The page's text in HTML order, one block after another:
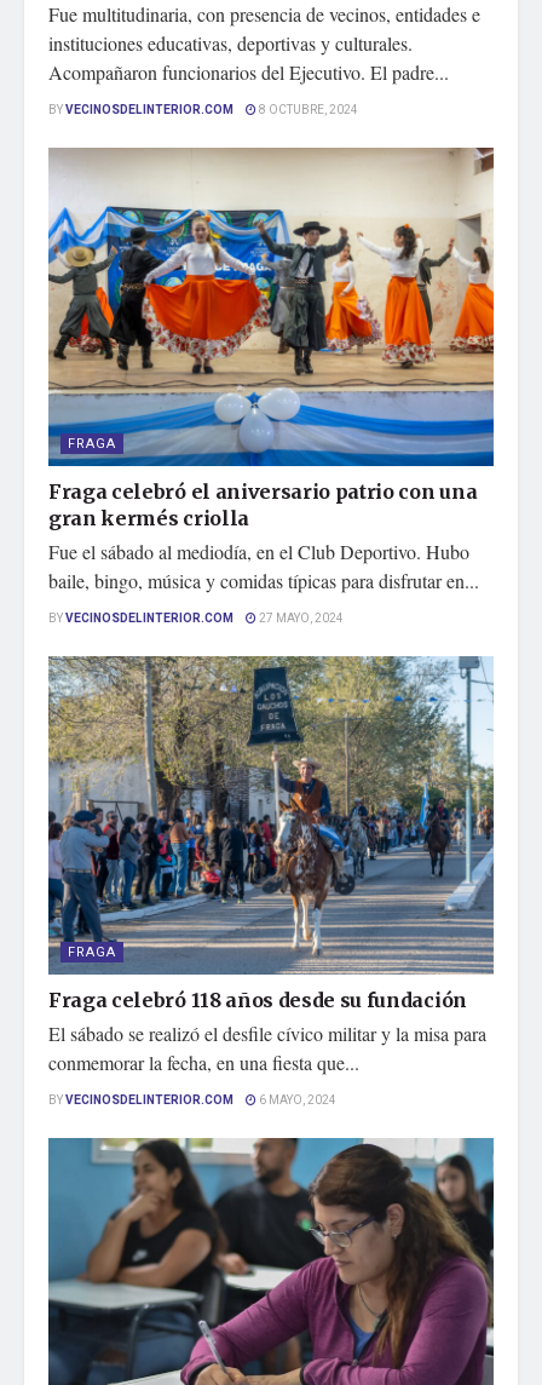
Fue multitudinaria, con presencia de vecinos, entidades e
instituciones educativas, deportivas y culturales.
Acompañaron funcionarios del Ejecutivo. El padre...
BYVECINOSDELINTERIOR.COM 8 OCTUBRE, 2024
FRAGA
Fraga celebró el aniversario patrio con una
gran kermés criolla
Fue el sábado al mediodía, en el Club Deportivo. Hubo
baile, bingo, música y comidas típicas para disfrutar en...
BYVECINOSDELINTERIOR.COM 27 MAYO, 2024
FRAGA
Fraga celebró 118 años desde su fundación
El sábado se realizó el desfile cívico militar y la misa para
conmemorar la fecha, en una fiesta que...
BYVECINOSDELINTERIOR.COM 6 MAYO, 2024